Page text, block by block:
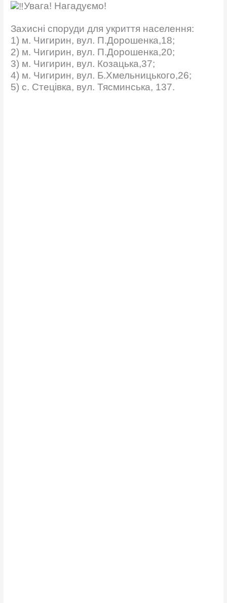
Увага! Нагадуємо!
Захисні споруди для укриття населення:
1) м. Чигирин, вул. П.Дорошенка,18;
2) м. Чигирин, вул. П.Дорошенка,20;
3) м. Чигирин, вул. Козацька,37;
4) м. Чигирин, вул. Б.Хмельницького,26;
5) с. Стецівка, вул. Тясминська, 137.